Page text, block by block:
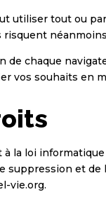
utiliser tout ou
de chaque
vos souhaits en
la loi informatique
suppression et
vie.org.